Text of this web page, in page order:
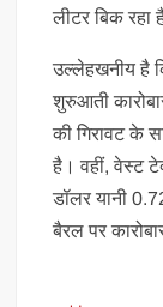
लीटर बिक रहा
उल्लेहखनीय है
शुरुआती
की गिरावट के
है। वहीं, वेस्ट
डॉलर यानी
बैरल पर